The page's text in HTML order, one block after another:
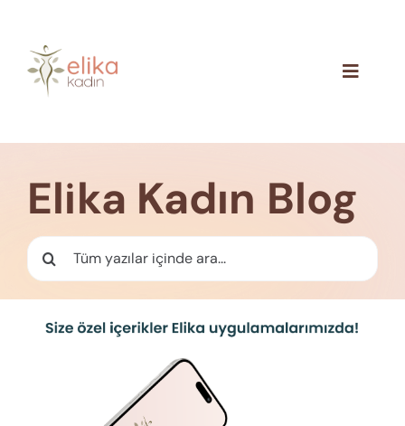
content
Toggle
İletişim
Elika Kadın Blog
Ara: